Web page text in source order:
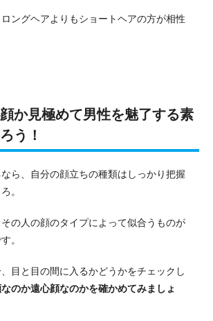
ングヘアよりもショートヘアの方が相性
か見極めて男性を魅了する素
う！
ら、自分の顔立ちの種類はしっかり把握
。
の人の顔のタイプによって似合うものが
。
目と目の間に入るかどうかをチェックし
のか遠心顔なのかを確かめてみましょ